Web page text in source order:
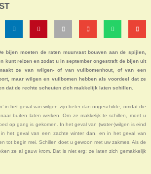
bijen moeten de raten muurvast bouwen aan de spijlen,
kunt reizen en zodat u in september ongestraft de bijen uit
ze van wilgen- of van vuilbomenhout, of van een
maar wilgen en vuilbomen hebben als voordeel dat ze
dat de rechte scheuten zich makkelijk laten schillen.
in het geval van wilgen zijn beter dan ongeschilde, omdat die
buiten laten werken. Om ze makkelijk te schillen, moet u
op gang is gekomen. In het geval van (water-)wilgen is eind
het geval van een zachte winter dan, en in het geval van
tot begin mei. Schillen doet u gewoon met uw zakmes. Als de
ze al gauw krom. Dat is niet erg: ze laten zich gemakkelijk